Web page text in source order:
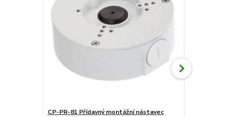
CP-PR-81 Přídavný montážní nástavec